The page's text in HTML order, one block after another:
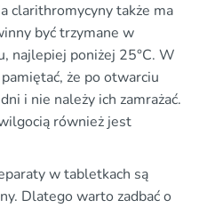
clarithromycyny także ma
być trzymane w
najlepiej poniżej 25°C. W
że po otwarciu
i nie należy ich zamrażać.
również jest
w tabletkach są
Dlatego warto zadbać o